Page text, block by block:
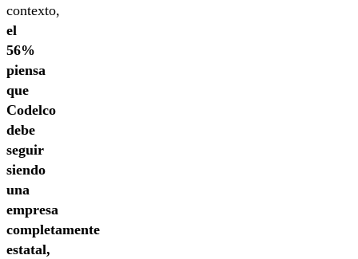
contexto,
el
56%
piensa
que
Codelco
debe
seguir
siendo
una
empresa
completamente
estatal,